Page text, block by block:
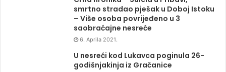
smrtno stradao pješak u Doboj Istoku
– Više osoba povrijeđeno u 3
saobraćajne nesreće
6. Aprila 2021.
U nesreći kod Lukavca poginula 26-
godišnjakinja iz Gračanice